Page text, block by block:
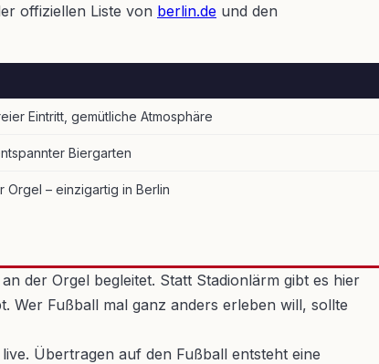
offiziellen Liste von berlin.de und den
Eintritt, gemütliche Atmosphäre
Biergarten
Orgel – einzigartig in Berlin
der Orgel begleitet. Statt Stadionlärm gibt es hier
Wer Fußball mal ganz anders erleben will, sollte
Übertragen auf den Fußball entsteht eine